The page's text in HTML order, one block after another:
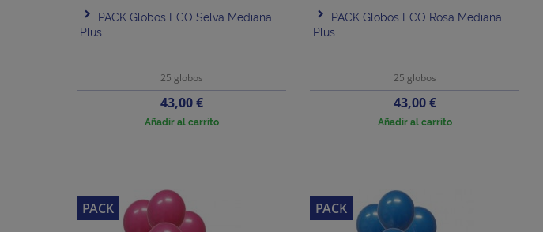
PACK Globos ECO Selva Mediana
Plus
25 globos
Precio
43,00 €
Añadir al carrito
PACK Globos ECO Rosa Mediana
Plus
25 globos
Precio
43,00 €
Añadir al carrito
PACK PACK